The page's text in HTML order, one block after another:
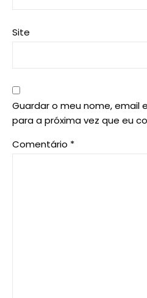
Site
Guardar o meu nome, email
para a próxima vez que eu
Comentário *